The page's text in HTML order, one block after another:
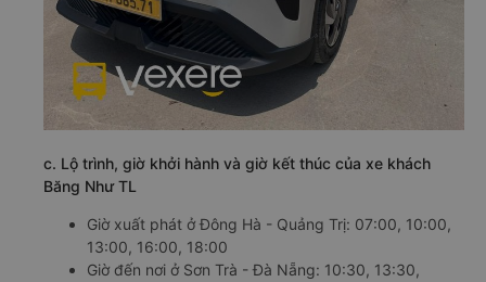
c. Lộ trình, giờ khởi hành và giờ kết thúc của xe khách
Băng Như TL
Giờ xuất phát ở Đông Hà - Quảng Trị: 07:00, 10:00,
13:00, 16:00, 18:00
Giờ đến nơi ở Sơn Trà - Đà Nẵng: 10:30, 13:30,